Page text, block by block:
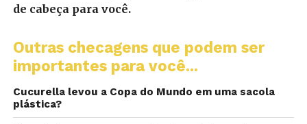
de cabeça para você.
Outras checagens que podem ser
importantes para você...
Cucurella levou a Copa do Mundo em uma sacola
plástica?